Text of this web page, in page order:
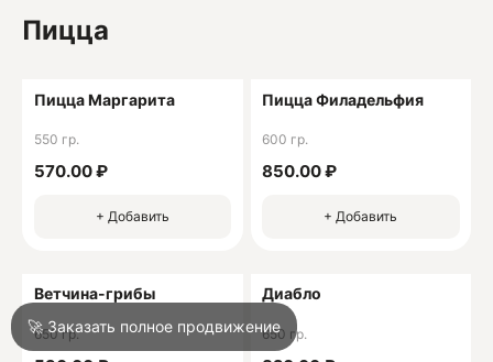
Войти
Написать в техподдержку
Пицца
Пицца Маргарита
550 гр.
570.00 ₽
+ Добавить
Пицца Филадельфия
600 гр.
850.00 ₽
+ Добавить
Ветчина-грибы
650 гр.
Диабло
650 гр.
🚀 Заказать полное продвижение